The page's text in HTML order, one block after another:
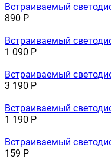
Встраиваемый
890 Р
Встраиваемый
1 090 Р
Встраиваемый
3 190 Р
Встраиваемый
1 190 Р
Встраиваемый
159 Р